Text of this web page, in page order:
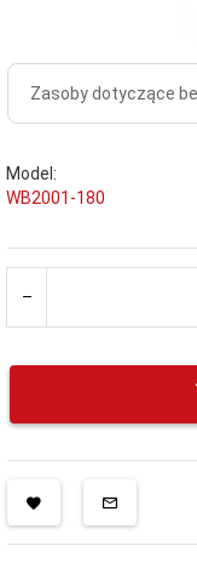
Zasoby dotyczące
Model:
WB2001-180